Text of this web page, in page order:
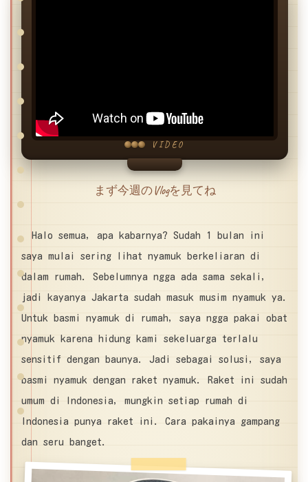
VIDEO
まず今週のVlogを見てね
Halo semua, apa kabarnya? Sudah 1 bulan ini
saya mulai sering lihat nyamuk berkeliaran di
dalam rumah. Sebelumnya ngga ada sama sekali,
jadi kayanya Jakarta sudah masuk musim nyamuk ya.
Untuk basmi nyamuk di rumah, saya ngga pakai obat
nyamuk karena hidung kami sekeluarga terlalu
sensitif dengan baunya. Jadi sebagai solusi, saya
basmi nyamuk dengan raket nyamuk. Raket ini sudah
umum di Indonesia, mungkin setiap rumah di
Indonesia punya raket ini. Cara pakainya gampang
dan seru banget.